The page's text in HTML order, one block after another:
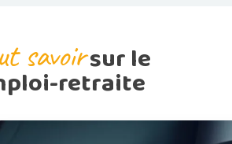
savoirsur le
retraite